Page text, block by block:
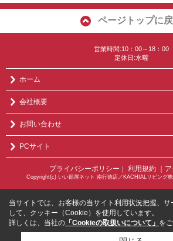
ページトップに
営業時間:10：00～18：00
定休日:水曜
ホーム
会社概要
お問い合わせ
PCサイト
プライバシーポリシー 利用規約 ｜
Copyright(c) いい部屋ネット 南行徳店／KACHIALリビング
当サイトでは、お客様の当サイト利用状況把握、サ
して、クッキー（Cookie）を使用しています。
詳しくは、当社の 「Cookieの取扱いについて」 を